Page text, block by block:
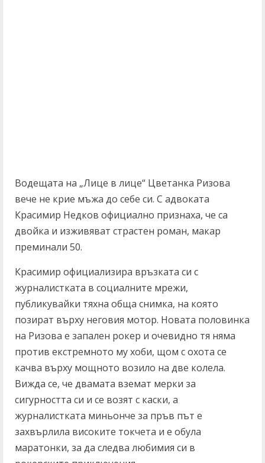
Водещата на „Лице в лице“ Цветанка Ризова
вече не крие мъжа до себе си. С адвоката
Красимир Недков официално признаха, че са
двойка и изживяват страстен роман, макар
преминали 50.
Красимир официализира връзката си с
журналистката в социалните мрежи,
публикувайки тяхна обща снимка, на която
позират върху неговия мотор. Новата половинка
на Ризова е запален рокер и очевидно тя няма
против екстремното му хоби, щом с охота се
качва върху мощното возило на две колела.
Вижда се, че двамата вземат мерки за
сигурността си и се возят с каски, а
журналистката миньонче за пръв път е
захвърлила високите токчета и е обула
маратонки, за да следва любимия си в